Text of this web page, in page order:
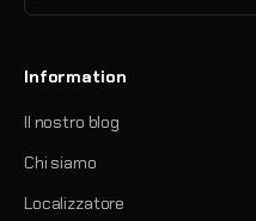
Information
Il nostro blog
Chi siamo
Localizzatore